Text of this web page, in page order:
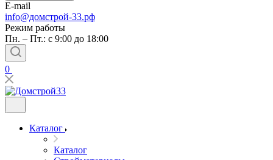
E-mail
info@домстрой-33.рф
Режим работы
Пн. – Пт.: с 9:00 до 18:00
0
Каталог
Каталог